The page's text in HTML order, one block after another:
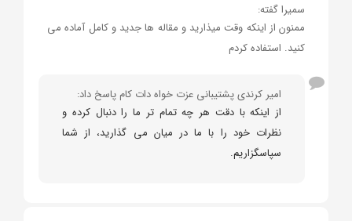
سمیرا گفته:
ممنون از اینکه وقت میذارید و مقاله ها جدید و کامل آماده می
کنید. استفاده کردم
امیر کرندی پشتیبانی عزت خواه دات کام پاسخ داد:
از اینکه با دقت هر چه تمام تر ما را دنبال کرده و
نظرات خود را با ما در میان می گذارید، از شما
سپاسگزاریم.